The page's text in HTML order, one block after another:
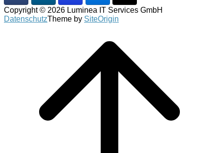
Copyright © 2026 Luminea IT Services GmbH
DatenschutzTheme by SiteOrigin